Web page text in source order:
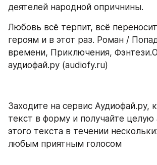
деятелей народной опричнины.
Любовь всё терпит, всё
героям и в этот раз. Роман /
времени, Приключения,
аудиофай.ру (audiofy.ru)
Заходите на сервис Аудиофай.ру,
текст в форму и получайте целую
этого текста в течении
любым приятным голосом